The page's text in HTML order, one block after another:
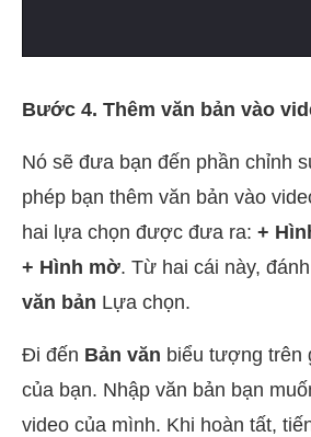
Bước 4. Thêm văn bản vào
Nó sẽ đưa bạn đến phần chỉnh
phép bạn thêm văn bản vào
hai lựa chọn được đưa ra: +
+ Hình mờ. Từ hai cái này,
văn bản Lựa chọn.
Đi đến Bản văn biểu tượng trên
của bạn. Nhập văn bản bạn
video của mình. Khi hoàn tất,